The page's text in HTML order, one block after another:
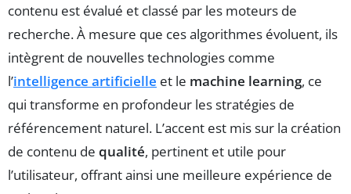
contenu est évalué et classé par les moteurs de
recherche. À mesure que ces algorithmes évoluent, ils
intègrent de nouvelles technologies comme
l’intelligence artificielle et le machine learning, ce
qui transforme en profondeur les stratégies de
référencement naturel. L’accent est mis sur la création
de contenu de qualité, pertinent et utile pour
l’utilisateur, offrant ainsi une meilleure expérience de